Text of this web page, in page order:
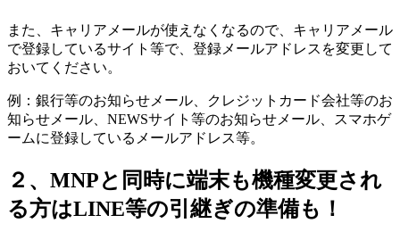
また、キャリアメールが使えなくなるので、キャリアメール
で登録しているサイト等で、登録メールアドレスを変更して
おいてください。
例：銀行等のお知らせメール、クレジットカード会社等のお
知らせメール、NEWSサイト等のお知らせメール、スマホゲ
ームに登録しているメールアドレス等。
２、MNPと同時に端末も機種変更され
る方はLINE等の引継ぎの準備も！